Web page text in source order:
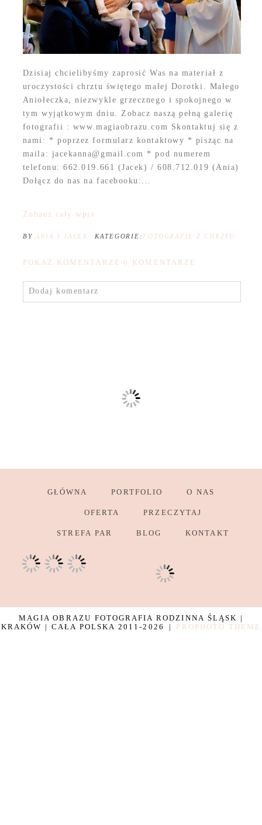
Dzisiaj chcielibyśmy zaprosić Was na materiał z
uroczystości chrztu świętego małej Dorotki. Małego
Aniołeczka, niezwykle grzecznego i spokojnego w
tym wyjątkowym dniu. Zobacz naszą pełną galerię
fotografii : www.magiaobrazu.com Skontaktuj się z
nami: * poprzez formularz kontaktowy * pisząc na
maila: jacekanna@gmail.com * pod numerem
telefonu: 662.019.661 (Jacek) / 608.712.019 (Ania)
Dołącz do nas na facebooku:...
Zobacz cały wpis
BY ANIA I JACEK KATEGORIE: FOTOGRAFIE Z CHRZTU
POKAŻ KOMENTARZE 0 KOMENTARZE
Dodaj komentarz
GŁÓWNA PORTFOLIO O NAS
OFERTA PRZECZYTAJ
STREFA PAR BLOG KONTAKT
MAGIA OBRAZU FOTOGRAFIA RODZINNA ŚLĄSK |
KRAKÓW | CAŁA POLSKA 2011-2026
| PROPHOTO THEME